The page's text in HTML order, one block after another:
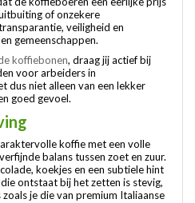
of onzekere
veiligheid en
gemeenschappen.
koffiebonen, draag jij actief bij
voor arbeiders in
dus niet alleen van een lekker
goed gevoel.
koffie met een volle
balans tussen zoet en zuur.
koekjes en een subtiele hint
ontstaat bij het zetten is stevig,
je die van premium Italiaanse